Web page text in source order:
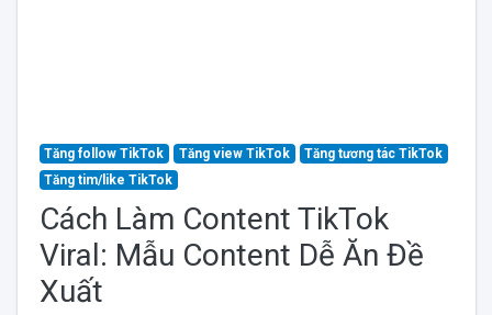
Tăng follow TikTok Tăng view TikTok
Tăng tương tác TikTok
Tăng tim/like TikTok
Cách Làm Content TikTok
Viral: Mẫu Content Dễ Ăn Đề
Xuất